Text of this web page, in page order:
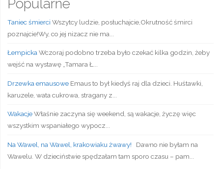
Popularne
Taniec śmierci Wszytcy ludzie, posłuchajcie,Okrutność śmirci
poznajcie!Wy, co jej nizacz nie ma...
Łempicka Wczoraj podobno trzeba było czekać kilka godzin, żeby
wejść na wystawę „Tamara Ł...
Drzewka emausowe Emaus to był kiedyś raj dla dzieci. Huśtawki,
karuzele, wata cukrowa, stragany z...
Wakacje Właśnie zaczyna się weekend, są wakacje, życzę więc
wszystkim wspaniałego wypocz...
Na Wawel, na Wawel, krakowiaku żwawy!
Dawno nie byłam na
Wawelu. W dzieciństwie spędzałam tam sporo czasu – pam...